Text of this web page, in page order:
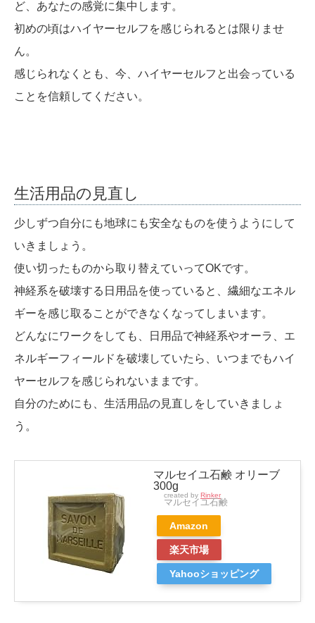
ど、あなたの感覚に集中します。
初めの頃はハイヤーセルフを感じられるとは限りませ
ん。
感じられなくとも、今、ハイヤーセルフと出会っている
ことを信頼してください。
生活用品の見直し
少しずつ自分にも地球にも安全なものを使うようにして
いきましょう。
使い切ったものから取り替えていってOKです。
神経系を破壊する日用品を使っていると、繊細なエネル
ギーを感じ取ることができなくなってしまいます。
どんなにワークをしても、日用品で神経系やオーラ、エ
ネルギーフィールドを破壊していたら、いつまでもハイ
ヤーセルフを感じられないままです。
自分のためにも、生活用品の見直しをしていきましょ
う。
マルセイユ石鹸 オリーブ
300g
created by Rinker
マルセイユ石鹸
Amazon
楽天市場
Yahooショッピング